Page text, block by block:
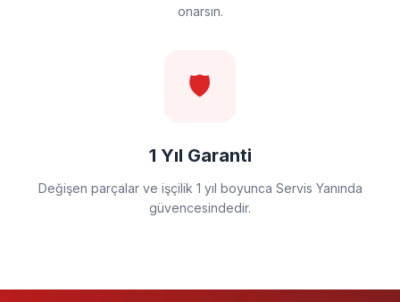
onarsın.
🛡️
1 Yıl Garanti
Değişen parçalar ve işçilik 1 yıl boyunca Servis Yanında
güvencesindedir.